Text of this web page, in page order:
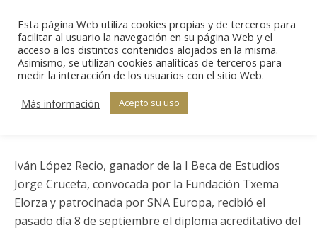
Iván López Recio
recibe la I Beca Jorge
Estás aquí:
Inicio
Iván López Recio, ganador de la I Beca de Estudios
Jorge Cruceta, convocada por la Fundación Txema
Elorza y patrocinada por SNA Europa, recibió el
pasado día 8 de septiembre el diploma acreditativo del
Esta página Web utiliza cookies propias y de terceros para
facilitar al usuario la navegación en su página Web y el
acceso a los distintos contenidos alojados en la misma.
Asimismo, se utilizan cookies analíticas de terceros para
medir la interacción de los usuarios con el sitio Web.
Más información
Acepto su uso